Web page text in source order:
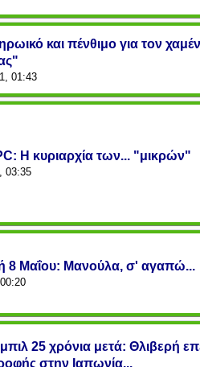
και πένθιμο για τον
01:43
Η κυριαρχία των... "μικρών"
03:35
8 Μαΐου: Μανούλα, σ' αγαπώ...
25 χρόνια μετά: Θλιβερή
στην Ιαπωνία...